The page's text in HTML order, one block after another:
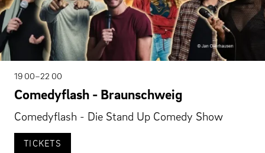
19 00–22 00
Comedyflash - Braunschweig
Comedyflash - Die Stand Up Comedy Show
TICKETS